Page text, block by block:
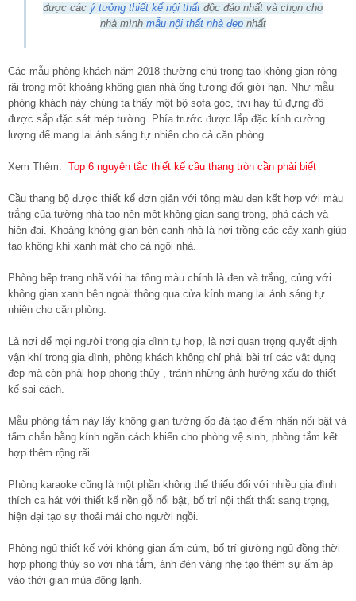
được các ý tưởng thiết kế nội thất độc đáo nhất và chọn cho
nhà mình mẫu nội thất nhà đẹpnhất
Các mẫu phòng khách năm 2018 thường chú trọng tạo không gian rộng
rãi trong một khoảng không gian nhà ống tương đối giới hạn. Như mẫu
phòng khách này chúng ta thấy một bộ sofa góc, tivi hay tủ đựng đồ
được sắp đặc sát mép tường. Phía trước được lắp đặc kính cường
lượng để mang lại ánh sáng tự nhiên cho cả căn phòng.
Xem Thêm: Top 6 nguyên tắc thiết kế cầu thang tròn cần phải biết
Cầu thang bộ được thiết kế đơn giản với tông màu đen kết hợp với màu
trắng của tường nhà tạo nên một không gian sang trọng, phá cách và
hiện đại. Khoảng không gian bên cạnh nhà là nơi trồng các cây xanh giúp
tạo không khí xanh mát cho cả ngôi nhà.
Phòng bếp trang nhã với hai tông màu chính là đen và trắng, cùng với
không gian xanh bên ngoài thông qua cửa kính mang lại ánh sáng tự
nhiên cho căn phòng.
Là nơi để mọi người trong gia đình tụ hợp, là nơi quan trọng quyết định
vận khí trong gia đình, phòng khách không chỉ phải bài trí các vật dụng
đẹp mà còn phải hợp phong thủy , tránh những ảnh hưởng xấu do thiết
kế sai cách.
Mẫu phòng tắm này lấy không gian tường ốp đá tạo điểm nhấn nổi bật và
tấm chắn bằng kính ngăn cách khiến cho phòng vệ sinh, phòng tắm kết
hợp thêm rộng rãi.
Phòng karaoke cũng là một phần không thể thiếu đối với nhiều gia đình
thích ca hát với thiết kế nền gỗ nổi bật, bố trí nội thất thất sang trọng,
hiện đại tạo sự thoải mái cho người ngồi.
Phòng ngủ thiết kế với không gian ấm cúm, bố trí giường ngủ đồng thời
hợp phong thủy so với nhà tắm, ánh đèn vàng nhẹ tạo thêm sự ấm áp
vào thời gian mùa đông lạnh.